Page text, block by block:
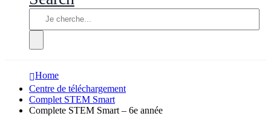
Home
Centre de téléchargement
Complet STEM Smart
Complete STEM Smart – 6e année